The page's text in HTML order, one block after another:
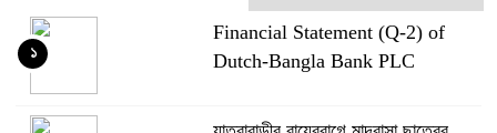
Financial Statement (Q-2) of
Dutch-Bangla Bank PLC
১